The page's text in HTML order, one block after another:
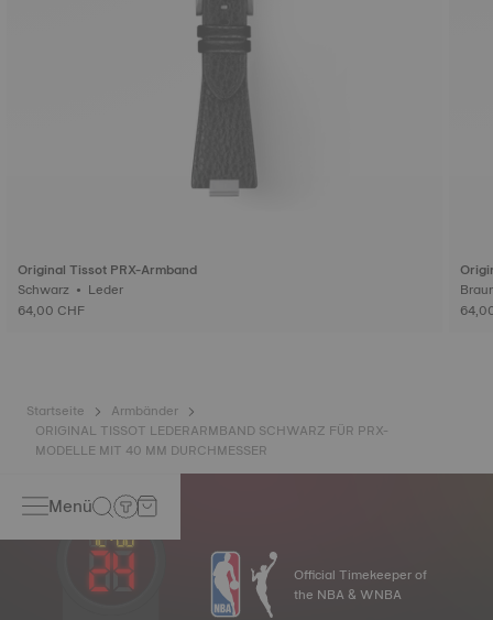
Original Tissot PRX-Armband
Schwarz • Leder
64,00 CHF
Startseite
Armbänder
ORIGINAL TISSOT LEDERARMBAND SCHWARZ FÜR PRX-
MODELLE MIT 40 MM DURCHMESSER
Menü
Official Timekeeper of
the NBA & WNBA